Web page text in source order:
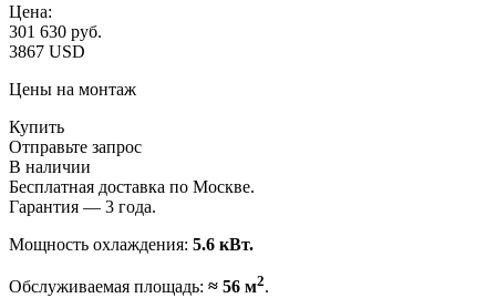
Цена:
301 630 руб.
3867 USD
Цены на монтаж
Купить
Отправьте запрос
В наличии
Бесплатная доставка по Москве.
Гарантия — 3 года.
Мощность охлаждения: 5.6 кВт.
Обслуживаемая площадь: ≈ 56 м2.